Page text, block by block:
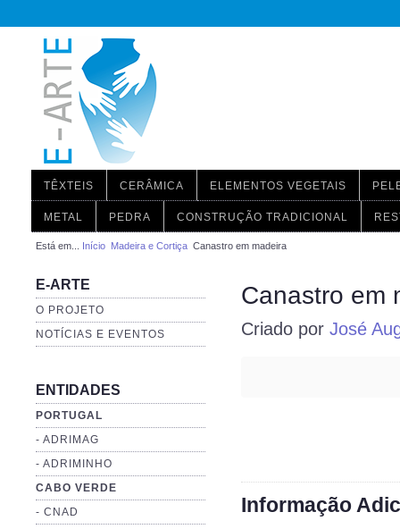
TÊXTEIS CERÂMICA ELEMENTOS VEGETAIS
METAL PEDRA CONSTRUÇÃO TRADICIONAL
Está em... Início Madeira e Cortiça Canastro em madeira
E-ARTE
O PROJETO
NOTÍCIAS E EVENTOS
ENTIDADES
PORTUGAL
- ADRIMAG
- ADRIMINHO
CABO VERDE
- CNAD
Canastro em
Criado por José
Informação